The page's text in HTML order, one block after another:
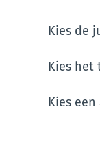
Kies de
Kies het
Kies